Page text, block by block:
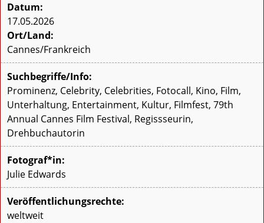
Datum:
17.05.2026
Ort/Land:
Cannes/Frankreich
Suchbegriffe/Info:
Prominenz, Celebrity, Celebrities, Fotocall, Kino, Film,
Unterhaltung, Entertainment, Kultur, Filmfest, 79th
Annual Cannes Film Festival, Regissseurin,
Drehbuchautorin
Fotograf*in:
Julie Edwards
Veröffentlichungsrechte:
weltweit